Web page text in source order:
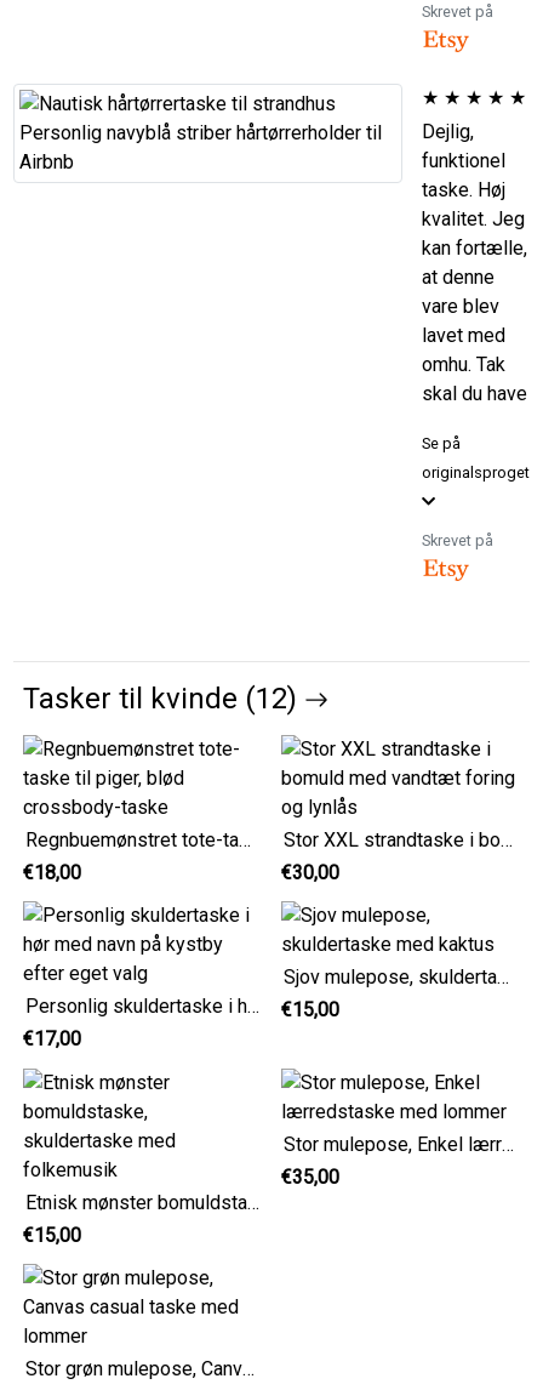
Skrevet på
★ ★ ★ ★ ★
Dejlig,
funktionel
taske. Høj
kvalitet. Jeg
kan fortælle,
at denne
vare blev
lavet med
omhu. Tak
skal du have
Se på
originalsproget
Skrevet på
Tasker til kvinde (12)
Regnbuemønstret tote-taske til piger, blød crossbody-taske
€18,00
Stor XXL strandtaske i bomuld med vandtæt foring og lynlås
€30,00
Personlig skuldertaske i hør med navn på kystby efter eget valg
€17,00
Sjov mulepose, skuldertaske med kaktus
€15,00
Etnisk mønster bomuldstaske, skuldertaske med folkemusik
€15,00
Stor mulepose, Enkel lærredstaske med lommer
€35,00
Stor grøn mulepose, Canvas casual taske med lommer